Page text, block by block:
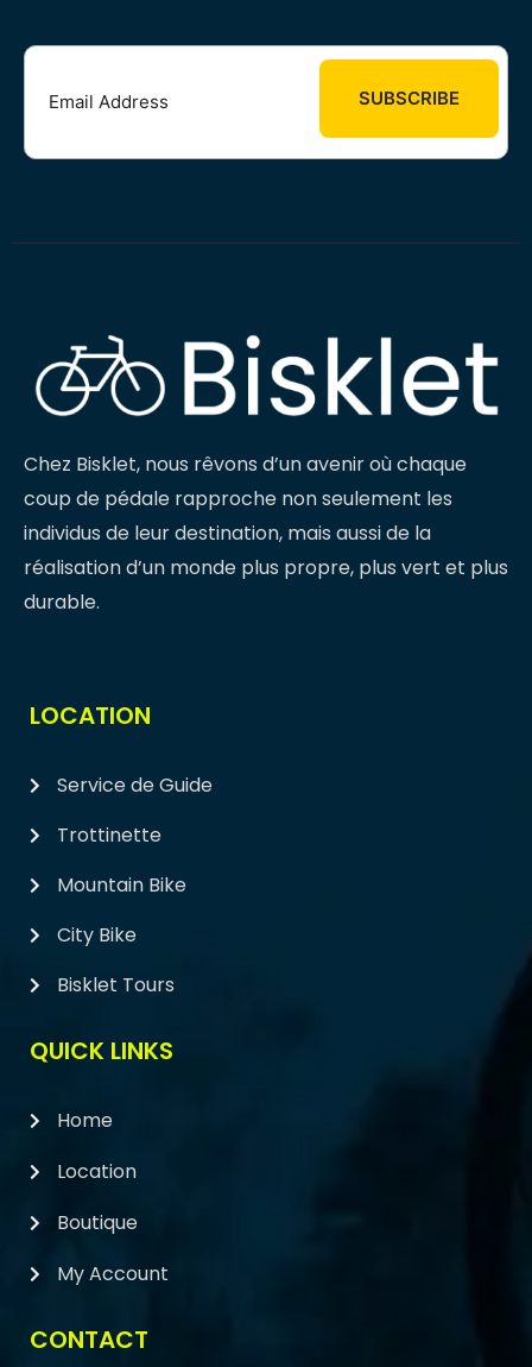
Chez Bisklet, nous rêvons d’un avenir où chaque
coup de pédale rapproche non seulement les
individus de leur destination, mais aussi de la
réalisation d’un monde plus propre, plus vert et plus
durable.
LOCATION
Service de Guide
Trottinette
Mountain Bike
City Bike
Bisklet Tours
QUICK LINKS
Home
Location
Boutique
My Account
CONTACT